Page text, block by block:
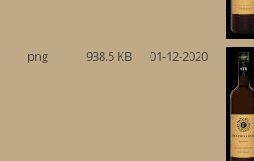
png 938.5 KB 01-12-2020